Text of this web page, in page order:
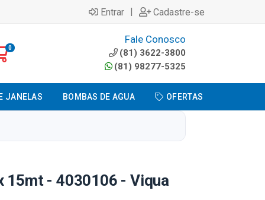
Entrar | Cadastre-se
0
Fale Conosco
(81) 3622-3800
(81) 98277-5325
JANELAS BOMBAS DE AGUA OFERTAS
15mt - 4030106 - Viqua